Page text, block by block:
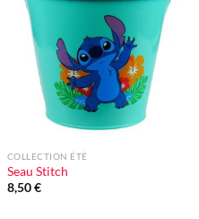
Ajouter
à la liste
d'envie
COLLECTION ÉTÉ
Seau Stitch
8,50€